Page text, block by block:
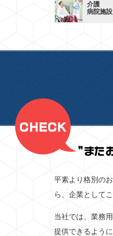
介護
病院施設
平素より格別の
ら、企業として
当社では、業務
提供できるよう